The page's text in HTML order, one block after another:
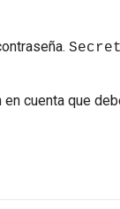
cuenta que